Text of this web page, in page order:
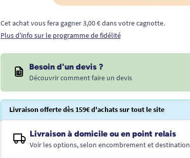
Cet achat vous fera gagner 3,00 € dans votre cagnotte.
Plus d'info sur le programme de fidélité
Besoin d'un devis ?
Découvrir comment faire un devis
Livraison offerte dès 159€ d'achats sur tout le site
Livraison à domicile ou en point relais
Voir les options, selon encombrement et destination